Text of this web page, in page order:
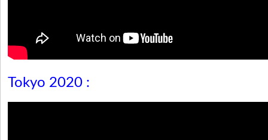
Tokyo 2020 :